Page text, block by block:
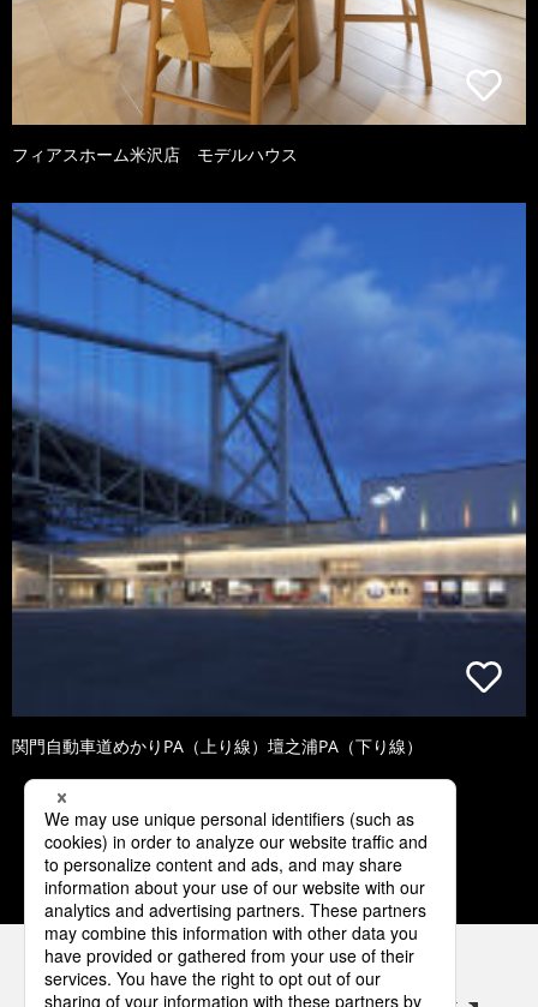
フィアスホーム米沢店 モデルハウス
関門自動車道めかりPA（上り線）壇之浦PA（下り線）
1 2 3 4 5
パナソニックの電気設備 SNSアカウント